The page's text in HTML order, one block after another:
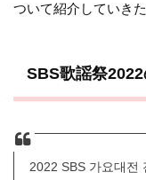
ついて紹介していき
SBS歌謡祭
2022 SBS 가요대전